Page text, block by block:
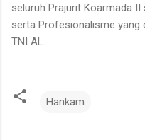
seluruh Prajurit Koarmada
serta Profesionalisme yang
TNI AL.
Hankam